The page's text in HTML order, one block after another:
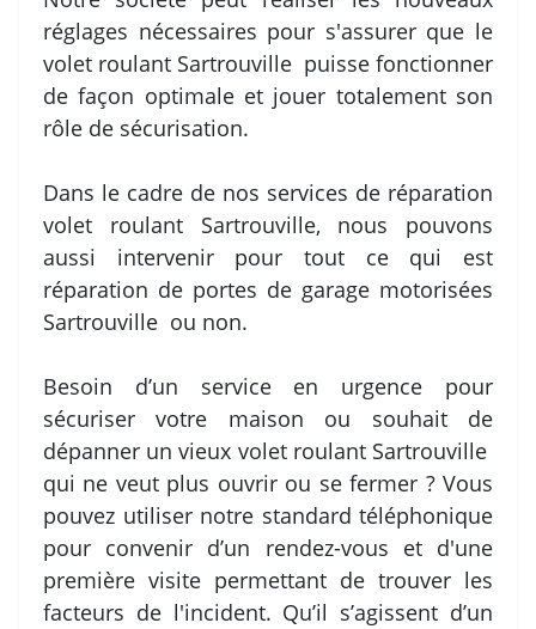
réglages nécessaires pour s'assurer que le
volet roulant Sartrouville puisse fonctionner
de façon optimale et jouer totalement son
rôle de sécurisation.
Dans le cadre de nos services de réparation
volet roulant Sartrouville, nous pouvons
aussi intervenir pour tout ce qui est
réparation de portes de garage motorisées
Sartrouville ou non.
Besoin d’un service en urgence pour
sécuriser votre maison ou souhait de
dépanner un vieux volet roulant Sartrouville
qui ne veut plus ouvrir ou se fermer ? Vous
pouvez utiliser notre standard téléphonique
pour convenir d’un rendez-vous et d'une
première visite permettant de trouver les
facteurs de l'incident. Qu’il s’agissent d’un